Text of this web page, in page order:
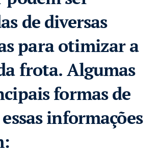
de diversas
para otimizar a
frota. Algumas
formas de
informações